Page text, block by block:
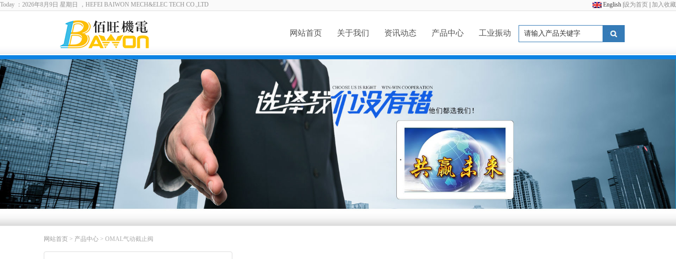
Today ：2026年8月9日 星期日 ，HEFEI BAIWON MECH&ELEC TECH CO.,LTD English 设为首页 加入收藏
网站首页 关于我们 资讯动态 产品中心 工业振动
网站首页 > 产品中心 > OMAL气动截止阀